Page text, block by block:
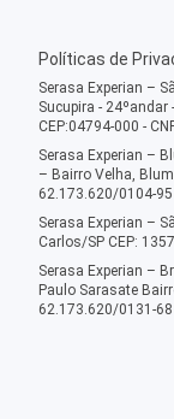
Políticas de
Serasa Experian –
Sucupira -
CEP:04794-000 -
Serasa Experian –
– Bairro Velha,
62.173.620/0104-95
Serasa Experian –
Carlos/SP CEP:
Serasa Experian –
Paulo Sarasate
62.173.620/0131-68